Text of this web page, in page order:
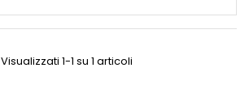
Visualizzati 1-1 su 1 articoli